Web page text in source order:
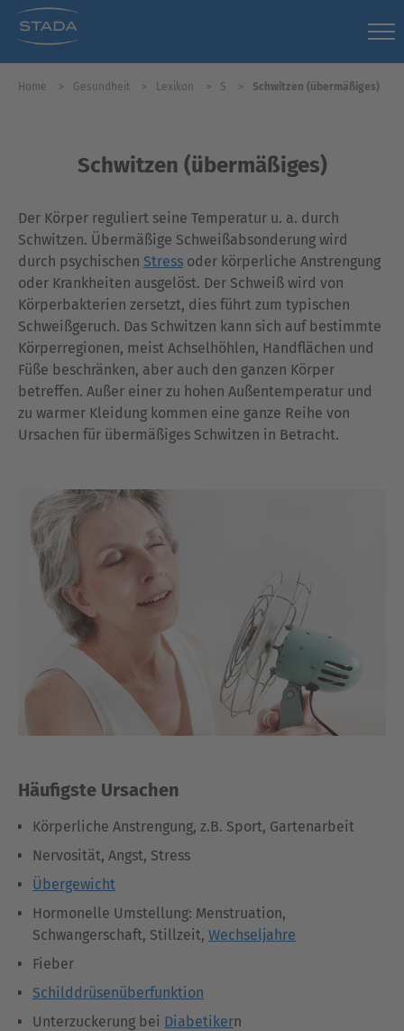
Home Gesundheit Lexikon S Schwitzen (übermäßiges)
Schwitzen (übermäßiges)
Der Körper reguliert seine Temperatur u. a. durch
Schwitzen. Übermäßige Schweißabsonderung wird
durch psychischen Stress oder körperliche Anstrengung
oder Krankheiten ausgelöst. Der Schweiß wird von
Körperbakterien zersetzt, dies führt zum typischen
Schweißgeruch. Das Schwitzen kann sich auf bestimmte
Körperregionen, meist Achselhöhlen, Handflächen und
Füße beschränken, aber auch den ganzen Körper
betreffen. Außer einer zu hohen Außentemperatur und
zu warmer Kleidung kommen eine ganze Reihe von
Ursachen für übermäßiges Schwitzen in Betracht.
Häufigste Ursachen
Körperliche Anstrengung, z.B. Sport, Gartenarbeit
Nervosität, Angst, Stress
Übergewicht
Hormonelle Umstellung: Menstruation,
Schwangerschaft, Stillzeit, Wechseljahre
Fieber
Schilddrüsenüberfunktion
Unterzuckerung bei Diabetikern